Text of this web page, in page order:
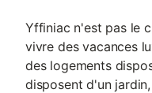
Yffiniac n'est pas le
vivre des vacances
des logements
disposent d'un